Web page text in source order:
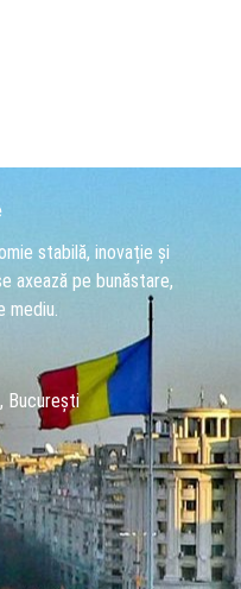
stabilă, inovație și
axează pe bunăstare,
București